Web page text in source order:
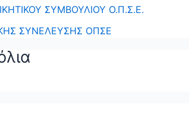
ΣΥΜΒΟΥΛΙΟΥ Ο.Π.Σ.Ε.
ΣΥΝΕΛΕΥΣΗΣ ΟΠΣΕ